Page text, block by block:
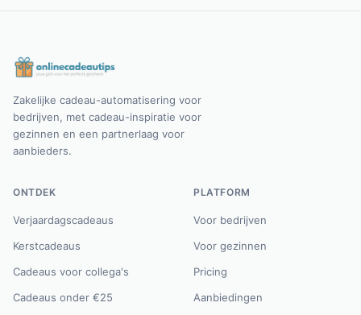
Zakelijke cadeau-automatisering voor
bedrijven, met cadeau-inspiratie voor
gezinnen en een partnerlaag voor
aanbieders.
ONTDEK
Verjaardagscadeaus
Kerstcadeaus
Cadeaus voor collega's
Cadeaus onder €25
PLATFORM
Voor bedrijven
Voor gezinnen
Pricing
Aanbiedingen